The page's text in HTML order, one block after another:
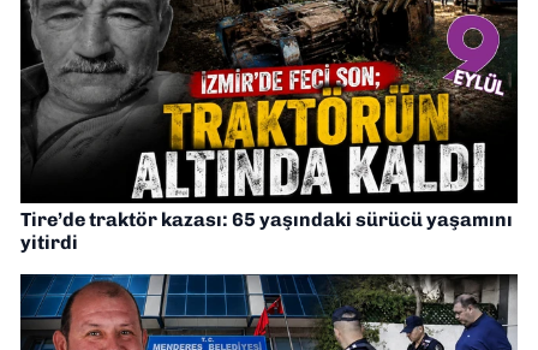
Tire’de traktör kazası: 65 yaşındaki sürücü yaşamını
yitirdi